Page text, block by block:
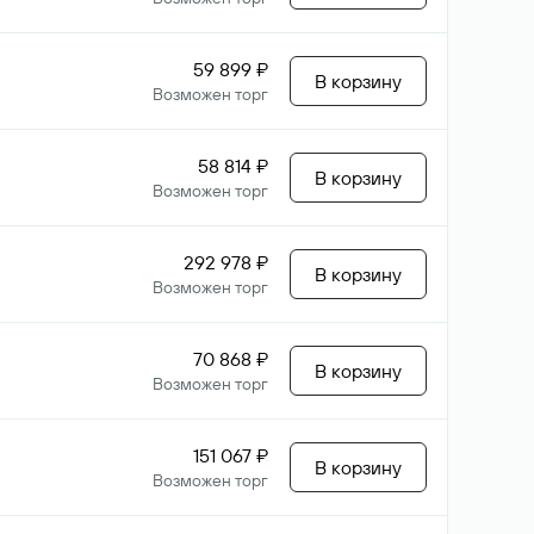
59 899 ₽
Возможен торг
В корзину
58 814 ₽
Возможен торг
В корзину
292 978 ₽
Возможен торг
В корзину
70 868 ₽
Возможен торг
В корзину
151 067 ₽
Возможен торг
В корзину